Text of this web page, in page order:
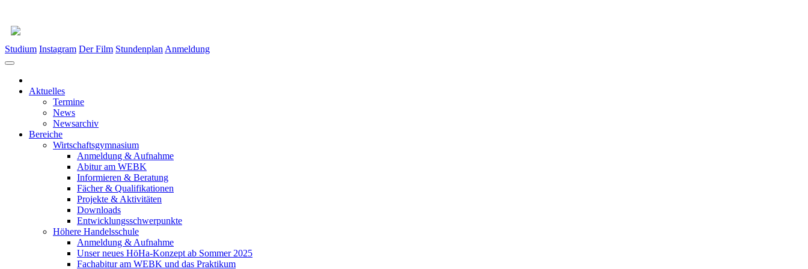
Studium Instagram Der Film Stundenplan Anmeldung
Aktuelles
Termine
News
Newsarchiv
Bereiche
Wirtschaftsgymnasium
Anmeldung & Aufnahme
Abitur am WEBK
Informieren & Beratung
Fächer & Qualifikationen
Projekte & Aktivitäten
Downloads
Entwicklungsschwerpunkte
Höhere Handelsschule
Anmeldung & Aufnahme
Unser neues HöHa-Konzept ab Sommer 2025
Fachabitur am WEBK und das Praktikum